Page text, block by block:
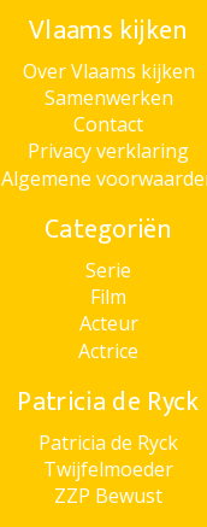
Vlaams kijken
Over Vlaams kijken
Samenwerken
Contact
Privacy verklaring
Algemene
Categoriën
Serie
Film
Acteur
Actrice
Patricia de Ryck
Patricia de Ryck
Twijfelmoeder
ZZP Bewust